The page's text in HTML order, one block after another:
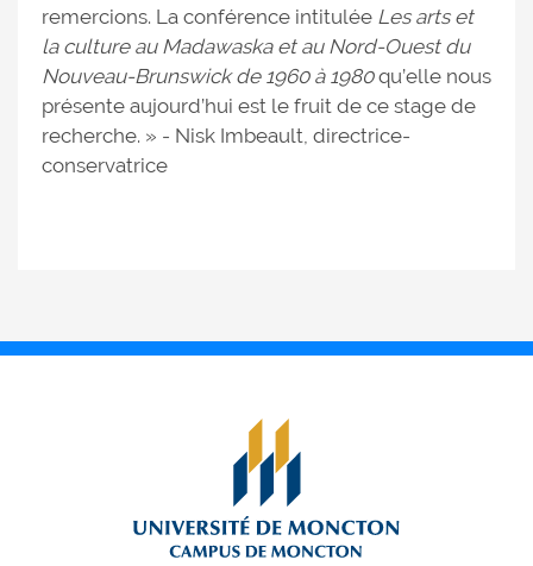
remercions. La conférence intitulée Les arts et
la culture au Madawaska et au Nord-Ouest du
Nouveau-Brunswick de 1960 à 1980qu’elle nous
présente aujourd’hui est le fruit de ce stage de
recherche. » - Nisk Imbeault, directrice-
conservatrice